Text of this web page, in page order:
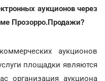
аукционов через
Прозорро.Продажи?
аукционов
площадки являются
организация аукциона